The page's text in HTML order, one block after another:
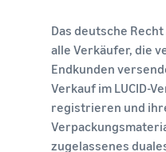
Das deutsche
alle Verkäufer, die
Endkunden
Verkauf im LUCID-
registrieren und
zugelassenes